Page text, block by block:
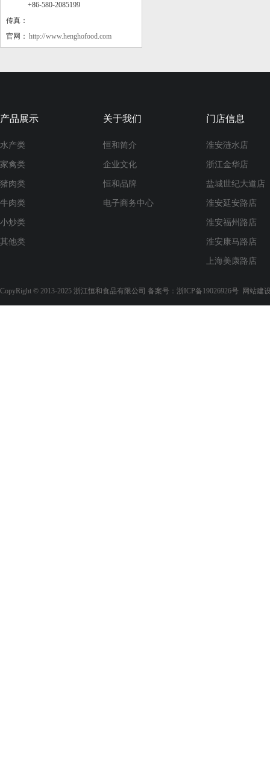
海捕章鱼足
+86-580-2085199
传真：
官网： http:// www.henghofood.com
产品展示
水产类
家禽类
猪肉类
牛肉类
小炒类
其他类
关于我们
恒和简介
企业文化
恒和品牌
电子商务中心
门店信息
淮安涟水店
浙江金华店
盐城世纪大道店
淮安延安路店
淮安福州路店
淮安康马路店
上海美康路店
CopyRight © 2013-2025 浙江恒和食品有限公司 备案号： 浙ICP备19026926号 网站建